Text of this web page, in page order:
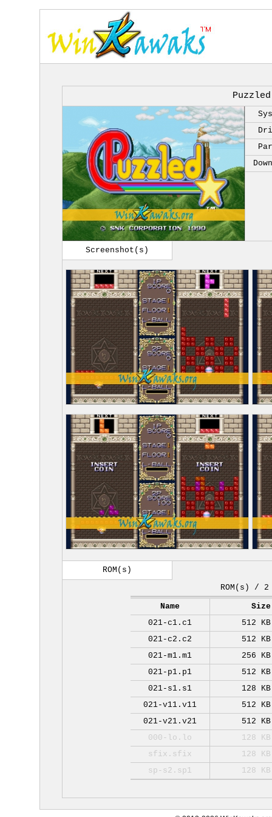
Puzzled
Screenshot(s)
ROM(s)
ROM(s) / 2
Name
Size
021-c1.c1
512 KB
021-c2.c2
512 KB
021-m1.m1
256 KB
021-p1.p1
512 KB
021-s1.s1
128 KB
021-v11.v11
512 KB
021-v21.v21
512 KB
000-lo.lo
128 KB
sfix.sfix
128 KB
sp-s2.sp1
128 KB